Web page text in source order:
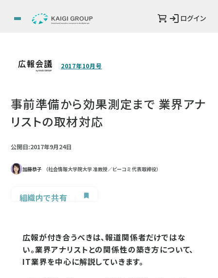
ログイン
2017年10月号
事前準備から効果測定まで 業界アナ
リストの取材対応
公開日:2017年9月24日
加藤恭子 （社会情報大学院大学 准教授／ビーコミ 代表取締役）
組織内で共有
広報が付き合うべきは、報道関係者だけではな
い。業界アナリストとの関係性の築き方について、
IT業界を中心に解説していきます。